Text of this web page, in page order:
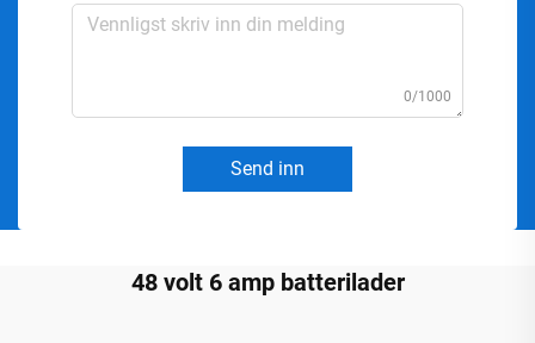
0/1000
Send inn
48 volt 6 amp batterilader